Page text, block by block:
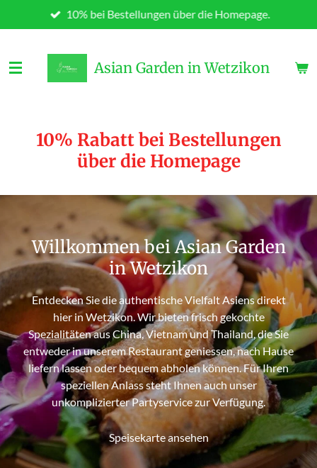
Hauptinhalt
10% bei Bestellungen über die Homepage.
Asian Garden in Wetzikon
10% Rabatt bei Bestellungen
über die Homepage
Willkommen bei Asian Garden
in Wetzikon
Entdecken Sie die authentische Vielfalt Asiens direkt
hier in Wetzikon. Wir bieten frisch gekochte
Spezialitäten aus China, Vietnam und Thailand, die Sie
entweder in unserem Restaurant geniessen, nach Hause
liefern lassen oder bequem abholen können. Für Ihren
speziellen Anlass steht Ihnen auch unser
unkomplizierter Partyservice zur Verfügung.
Speisekarte ansehen